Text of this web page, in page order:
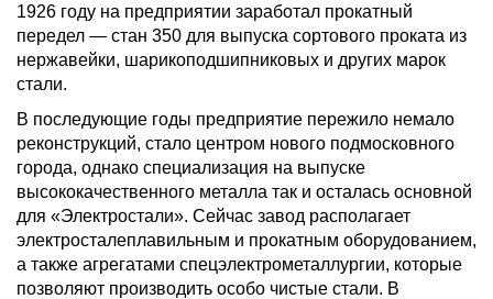
1926 году на предприятии заработал прокатный
передел — стан 350 для выпуска сортового проката из
нержавейки, шарикоподшипниковых и других марок
стали.
В последующие годы предприятие пережило немало
реконструкций, стало центром нового подмосковного
города, однако специализация на выпуске
высококачественного металла так и осталась основной
для «Электростали». Сейчас завод располагает
электросталеплавильным и прокатным оборудованием,
а также агрегатами спецэлектрометаллургии, которые
позволяют производить особо чистые стали. В